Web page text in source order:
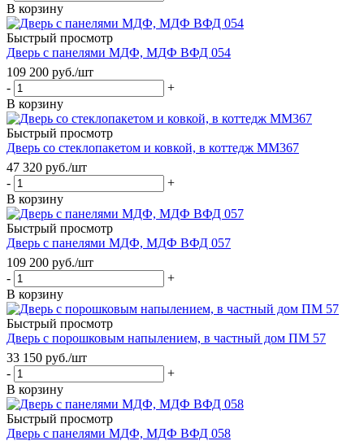
В корзину
Быстрый просмотр
Дверь с панелями МДФ, МДФ ВФД 054
109 200 руб./шт
-
+
В корзину
Быстрый просмотр
Дверь со стеклопакетом и ковкой, в коттедж ММ367
47 320 руб./шт
-
+
В корзину
Быстрый просмотр
Дверь с панелями МДФ, МДФ ВФД 057
109 200 руб./шт
-
+
В корзину
Быстрый просмотр
Дверь с порошковым напылением, в частный дом ПМ 57
33 150 руб./шт
-
+
В корзину
Быстрый просмотр
Дверь с панелями МДФ, МДФ ВФД 058